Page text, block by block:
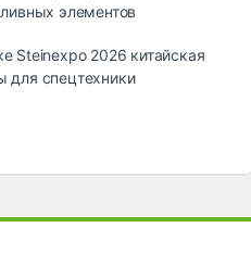
элементов
Steinexpo 2026 китайская
для спецтехники